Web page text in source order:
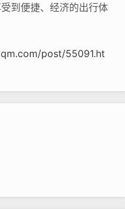
到便捷、经济的出行体
post/55091.ht